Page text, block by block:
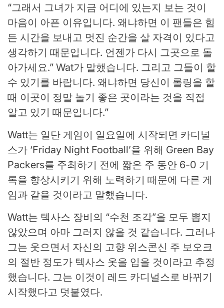
“그래서 그녀가 지금 어디에 있는지 보는 것이
마음이 아픈 이유입니다. 왜냐하면 이 팬들은 힘
든 시간을 보내고 멋진 순간을 살 자격이 있다고
생각하기 때문입니다. 언젠가 다시 그곳으로 돌
아가세요.” Wat가 말했습니다. 그리고 그들이 할
수 있기를 바랍니다. 왜냐하면 당신이 롤링을 할
때 이곳이 정말 놀기 좋은 곳이라는 것을 직접
알고 있기 때문입니다.”
Watt는 일단 게임이 일요일에 시작되면 카디널
스가 ‘Friday Night Football’을 위해 Green Bay
Packers를 주최하기 전에 짧은 주 동안 6-0 기
록을 향상시키기 위해 노력하기 때문에 다른 게
임과 같을 것이라고 말했습니다.
Watt는 텍사스 장비의 “수천 조각”을 모두 뽑지
않았으며 아마 그러지 않을 것 같습니다. 그러나
그는 웃으면서 자신의 고향 위스콘신 주 보오크
의 절반 정도가 텍사스 옷을 입을 것이라고 추정
했습니다. 그는 이것이 레드 카디널스로 바뀌기
시작했다고 덧붙였다.